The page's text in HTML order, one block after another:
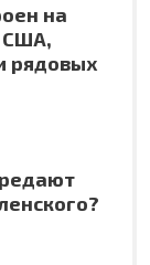
на
США,
рядовых